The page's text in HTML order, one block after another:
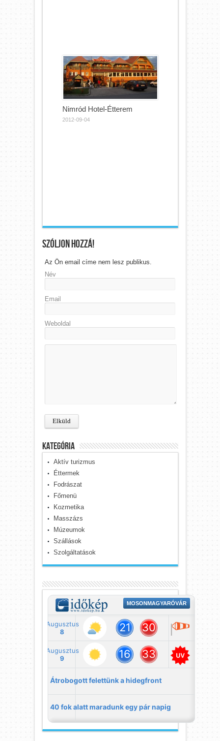
Nimród Hotel-Étterem
2012-09-04
Szóljon hozzá!
Az Ön email címe nem lesz publikus.
Név
Email
Weboldal
kategória
Aktív turizmus
Éttermek
Fodrászat
Főmenü
Kozmetika
Masszázs
Múzeumok
Szállások
Szolgáltatások